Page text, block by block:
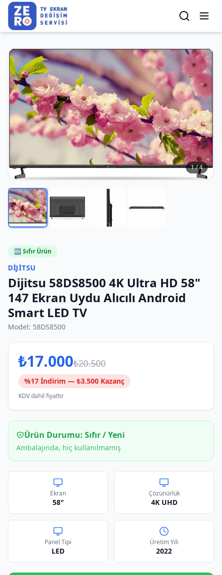
1/4
🆕 Sıfır Ürün
DIJITSU
Dijitsu 58DS8500 4K Ultra HD 58"
147 Ekran Uydu Alıcılı Android
Smart LED TV
Model: 58DS8500
₺17.000₺20.500
%17 İndirim — ₺3.500 Kazanç
KDV dahil fiyattır
Ürün Durumu: Sıfır / Yeni
Ambalajında, hiç kullanılmamış
Ekran
58"
Çözünürlük
4K UHD
Panel Tipi
LED
Üretim Yılı
2022